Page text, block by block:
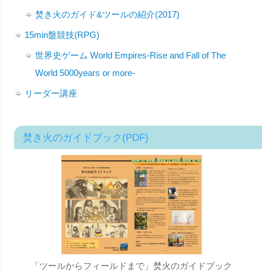
焚き火のガイド&ツールの紹介(2017)
15min盤競技(RPG)
世界史ゲーム World Empires-Rise and Fall of The
World 5000years or more-
リーダー講座
焚き火のガイドブック(PDF)
「ツールからフィールドまで」焚火のガイドブック